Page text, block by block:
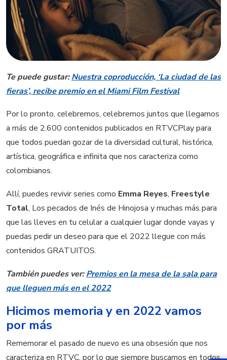
Te puede gustar:Nuestra coproducción, ‘La ciudad de las
fieras’, recibe premio en el Miami Film Festival
Por lo pronto, celebremos, celebremos juntos que llegamos
a más de 2.600 contenidos publicados en RTVCPlay para
que todos puedan gozar de la diversidad cultural, histórica,
artística, geográfica e infinita que nos caracteriza como
colombianos.
Allí, puedes revivir series como Emma Reyes, Freestyle
Total, Los pecados de Inés de Hinojosa y muchas más para
que las lleves en tu celular a cualquier lugar donde vayas y
puedas pedir un deseo para que el 2022 llegue con más
contenidos GRATUITOS.
También puedes ver:Premios en la mesa de la sala para
que lleguen más en el 2022
Hicimos memoria y en 2022 vamos
por más
Rememorar el pasado de nuevo es una obsesión que nos
caracteriza en RTVC, por lo que siempre buscamos en todos